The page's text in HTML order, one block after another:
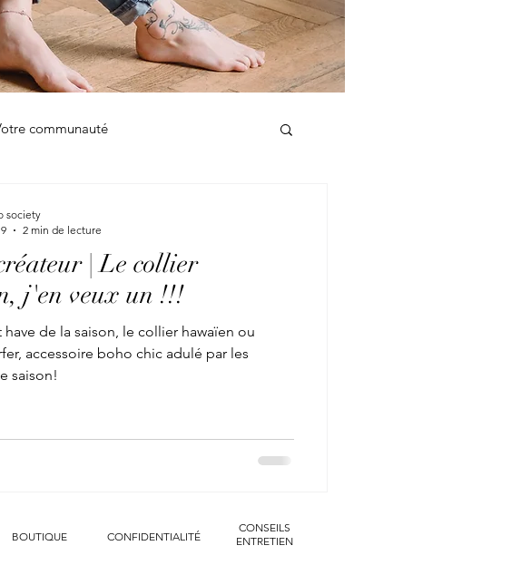
communauté
| Le collier
j'en veux un !!!
saison, le collier hawaïen ou
accessoire boho chic adulé par les
saison!
society
2 min de lecture
BOUTIQUE CONFIDENTIALITÉ
CONSEILS
ENTRETIEN